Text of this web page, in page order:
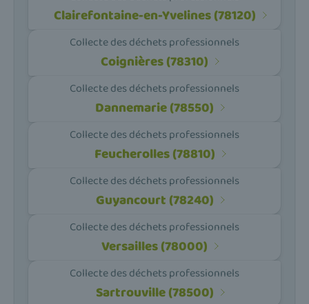
Clairefontaine-en-Yvelines (78120)
Collecte des déchets professionnels
Coignières (78310)
Collecte des déchets professionnels
Dannemarie (78550)
Collecte des déchets professionnels
Feucherolles (78810)
Collecte des déchets professionnels
Guyancourt (78240)
Collecte des déchets professionnels
Versailles (78000)
Collecte des déchets professionnels
Sartrouville (78500)